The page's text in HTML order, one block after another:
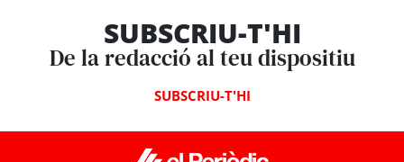
SUBSCRIU-T'HI
De la redacció al teu dispositiu
SUBSCRIU-T'HI